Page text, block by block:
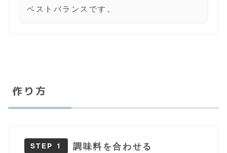
ベストバランスです。
作り方
STEP 1 調味料を合わせる